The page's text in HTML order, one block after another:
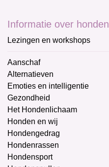
Informatie over honden
Lezingen en workshops
Aanschaf
Alternatieven
Emoties en intelligentie
Gezondheid
Het Hondenlichaam
Honden en wij
Hondengedrag
Hondenrassen
Hondensport